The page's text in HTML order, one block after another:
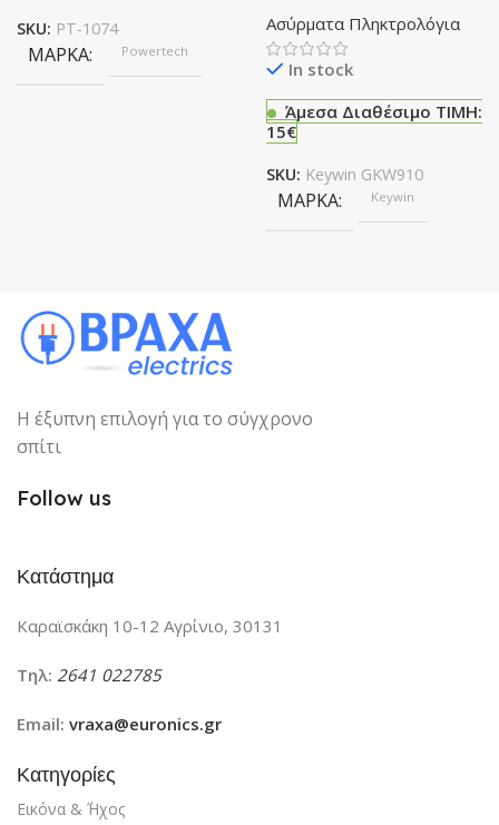
SKU: PT-1074
ΜΆΡΚΑ Powertech
ασύρματο ποντίκι – μαύρο
Ασύρματα Πληκτρολόγια
In stock
Άμεσα Διαθέσιμο ΤΙΜΗ:
15€
SKU: Keywin GKW910
ΜΆΡΚΑ Keywin
Η έξυπνη επιλογή για το σύγχρονο
σπίτι
Follow us
Κατάστημα
Καραϊσκάκη 10-12 Αγρίνιο, 30131
Τηλ: 2641 022785
Email: vraxa@euronics.gr
Κατηγορίες
Εικόνα & ΄Ήχος